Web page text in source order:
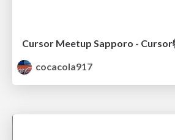
Cursor Meetup Sapporo - Cursor
cocacola917